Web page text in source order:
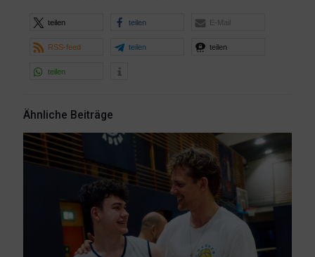
teilen teilen E-Mail
RSS-feed teilen teilen
teilen
Ähnliche Beiträge